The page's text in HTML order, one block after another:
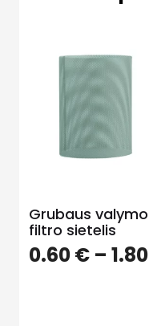
Grubaus valymo
filtro sietelis
0.60€ – 1.80